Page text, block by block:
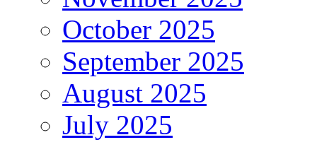
October 2025
September 2025
August 2025
July 2025